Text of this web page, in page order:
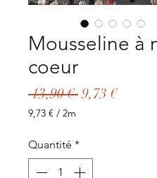
Mousseline à
coeur
13,90 € Prix
9,73 €Prix
9,73 € / 2m
pour
Quantité *